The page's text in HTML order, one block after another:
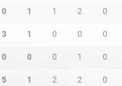
0 1 1 2 0
3 1 0 0 0
0 0 0 1 0
5 1 2 2 0